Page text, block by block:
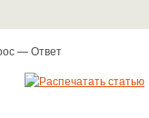
— Ответ